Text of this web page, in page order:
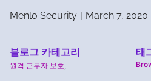
Menlo Security | March 7, 2020
블로그 카테고리
원격 근무자 보호,
태